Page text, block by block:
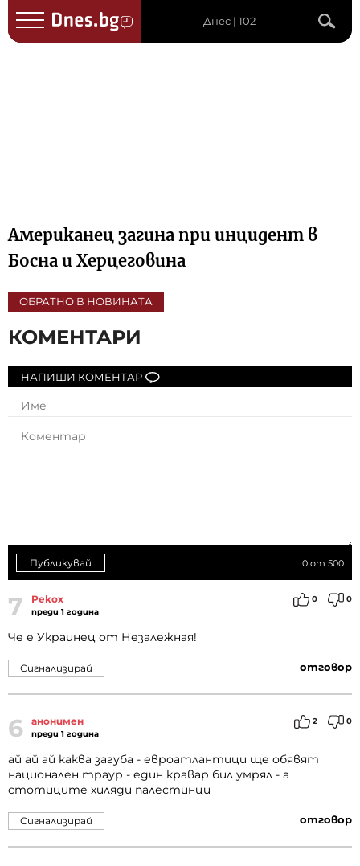
Днес | 102
Американец загина при инцидент в
Босна и Херцеговина
ОБРАТНО В НОВИНАТА
КОМЕНТАРИ
НАПИШИ КОМЕНТАР
0 от 500
Публикувай
7 Рекох
преди 1 година
0 0
Че е Украинец от Незалежная!
отговор
Сигнализирай
6 анонимен
преди 1 година
2 0
ай ай ай каква загуба - евроатлантици ще обявят
национален траур - един кравар бил умрял - а
стотиците хиляди палестинци
отговор
Сигнализирай